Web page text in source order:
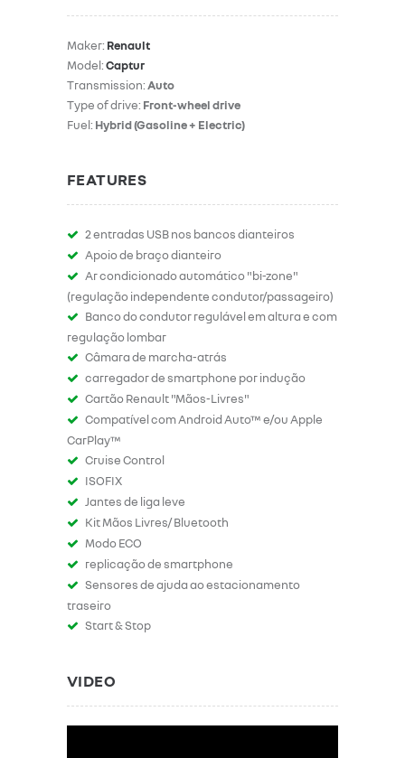
Maker: Renault
Model:Captur
Transmission:Auto
Type of drive: Front-wheel drive
Fuel: Hybrid (Gasoline + Electric)
FEATURES
2 entradas USB nos bancos dianteiros
Apoio de braço dianteiro
Ar condicionado automático "bi-zone"
(regulação independente condutor/passageiro)
Banco do condutor regulável em altura e com
regulação lombar
Câmara de marcha-atrás
carregador de smartphone por indução
Cartão Renault "Mãos-Livres"
Compatível com Android Auto™ e/ou Apple
CarPlay™
Cruise Control
ISOFIX
Jantes de liga leve
Kit Mãos Livres/ Bluetooth
Modo ECO
replicação de smartphone
Sensores de ajuda ao estacionamento
traseiro
Start & Stop
VIDEO